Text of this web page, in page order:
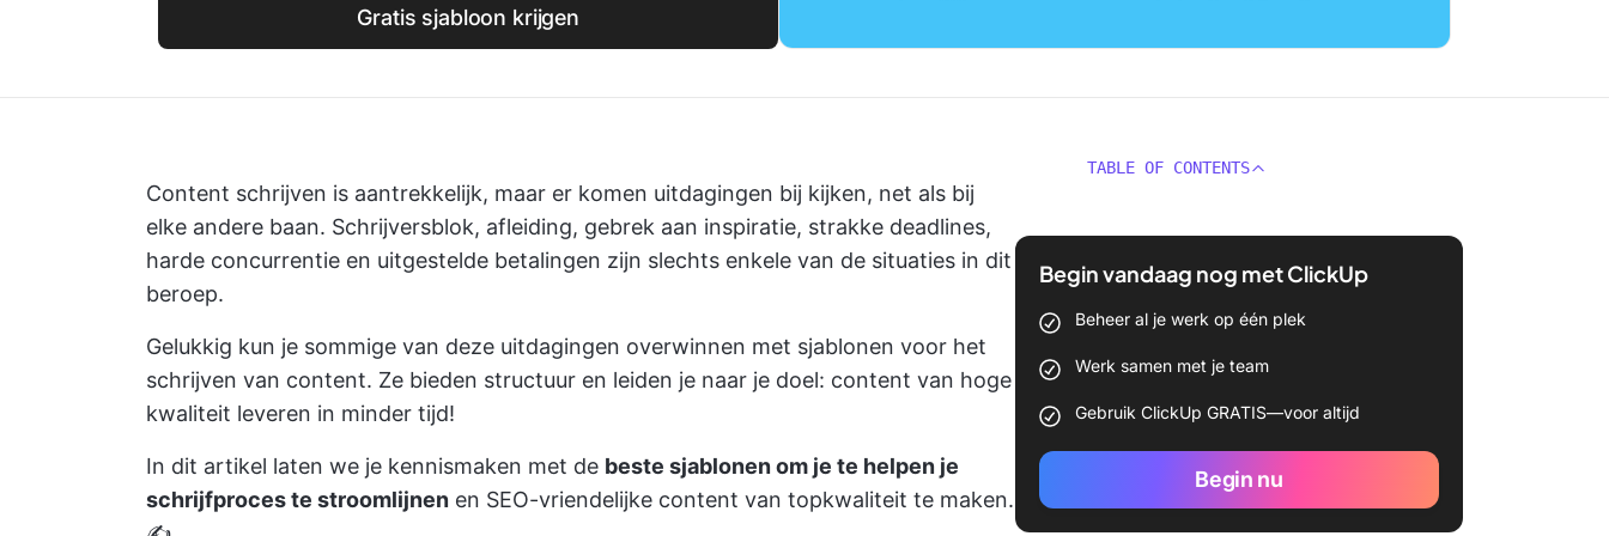
Gratis sjabloon krijgen
Content schrijven is aantrekkelijk, maar er komen uitdagingen bij kijken, net als bij
elke andere baan. Schrijversblok, afleiding, gebrek aan inspiratie, strakke deadlines,
harde concurrentie en uitgestelde betalingen zijn slechts enkele van de situaties in dit
beroep.
Gelukkig kun je sommige van deze uitdagingen overwinnen met sjablonen voor het
schrijven van content. Ze bieden structuur en leiden je naar je doel: content van hoge
kwaliteit leveren in minder tijd!
In dit artikel laten we je kennismaken met de beste sjablonen om je te helpen je
schrijfproces te stroomlijnen en SEO-vriendelijke content van topkwaliteit te maken.
TABLE OF CONTENTS
Begin vandaag nog met ClickUp
Beheer al je werk op één plek
Werk samen met je team
Gebruik ClickUp GRATIS—voor altijd
Begin nu